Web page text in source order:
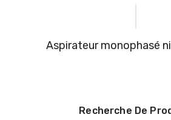
aspirateur monophasé
Recherche De